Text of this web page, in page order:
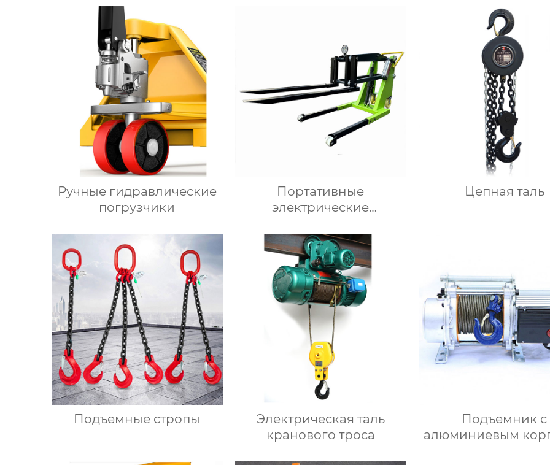
Ручные гидравлические
погрузчики
Портативные
электрические
Цепная таль
Подъемные стропы
Электрическая таль
кранового троса
Подъемник с
алюминиевым